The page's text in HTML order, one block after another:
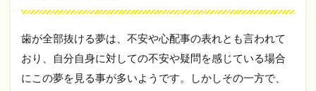
ーち
ゃん
くじ
の当
せん
歯が全部抜ける夢は、不安や心配事の表れとも言われて
おり、自分自身に対しての不安や疑問を感じている場合
にこの夢を見る事が多いようです。しかしその一方で、